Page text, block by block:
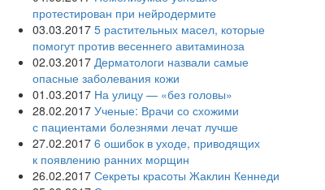
протестирован при нейродермите
03.03.2017 5 растительных масел, которые
помогут против весеннего авитаминоза
02.03.2017 Дерматологи назвали самые
опасные заболевания кожи
01.03.2017 На улицу — «без головы»
28.02.2017 Ученые: Врачи со схожими
с пациентами болезнями лечат лучше
27.02.2017 6 ошибок в уходе, приводящих
к появлению ранних морщин
26.02.2017 Секреты красоты Жаклин Кеннеди